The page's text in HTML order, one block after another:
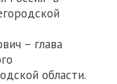
– глава
области.